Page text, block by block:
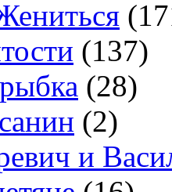
(137)
(28)
(2)
и